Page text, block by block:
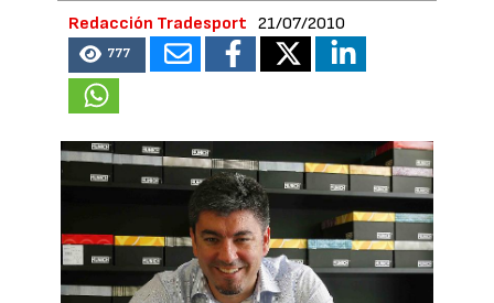
Redacción Tradesport 21/07/2010
777